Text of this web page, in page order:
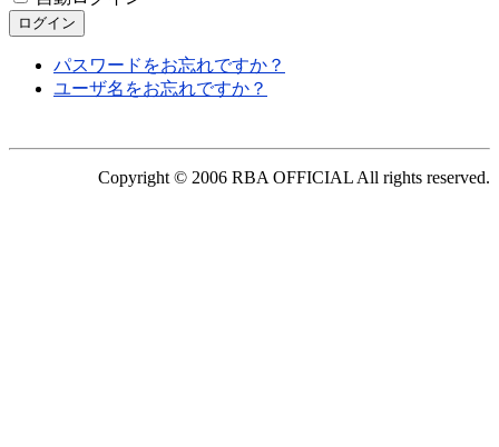
パスワードをお忘れですか？
ユーザ名をお忘れですか？
Copyright © 2006 RBA OFFICIAL All rights reserved.